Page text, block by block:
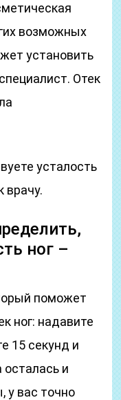
возможных
установить
Отек
усталость
врачу.
ног –
поможет
ног: надавите
15 секунд и
осталась и
у вас точно